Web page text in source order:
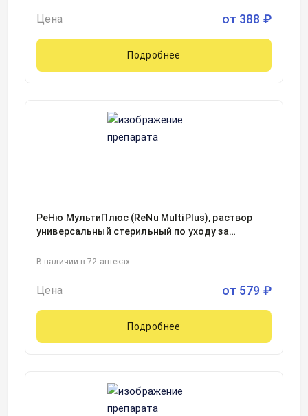
Цена от 388 ₽
Подробнее
РеНю МультиПлюс (ReNu MultiPlus), раствор
универсальный стерильный по уходу за
В наличии в 72 аптеках
Цена от 579 ₽
Подробнее